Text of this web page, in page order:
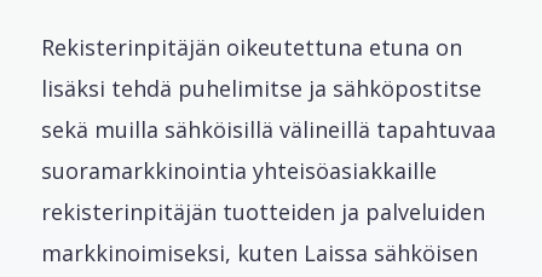
Rekisterinpitäjän oikeutettuna etuna on
lisäksi tehdä puhelimitse ja sähköpostitse
sekä muilla sähköisillä välineillä tapahtuvaa
suoramarkkinointia yhteisöasiakkaille
rekisterinpitäjän tuotteiden ja palveluiden
markkinoimiseksi, kuten Laissa sähköisen